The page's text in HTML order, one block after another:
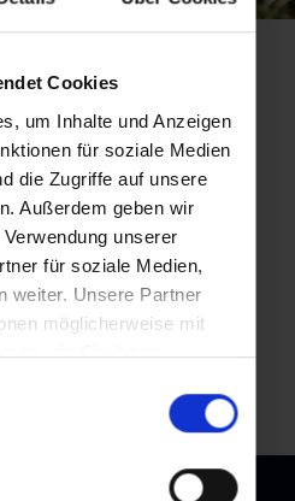
Cookies
um Inhalte und Anzeigen
für soziale Medien
die Zugriffe auf unsere
Außerdem geben wir
unserer
für soziale Medien,
weiter. Unsere Partner
möglicherweise mit
die Sie ihnen
haben.